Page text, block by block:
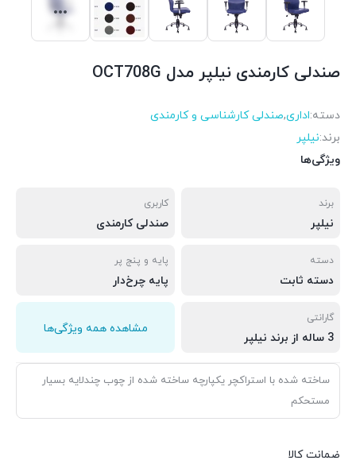
صندلی کارمندی نیلپر مدل OCT708G
دسته:اداری,صندلی کارشناسی و کارمندی
برند:نیلپر
ویژگی‌ها
برند
نیلپر
کاربری
صندلی کارمندی
دسته
دسته ثابت
پایه و پنج پر
پایه چرخ‌دار
گارانتی
3 ساله از برند نیلپر
مشاهده همه ویژگی‌ها
ساخته شده با استراکچر یکپارچه ساخته شده از چوب چندلایه بسیار
مستحکم
ضمانت کالا